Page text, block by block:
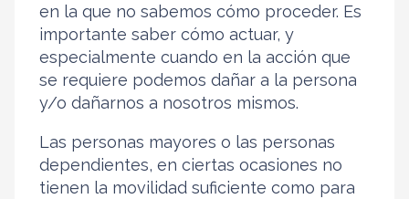
en la que no sabemos cómo proceder. Es
importante saber cómo actuar, y
especialmente cuando en la acción que
se requiere podemos dañar a la persona
y/o dañarnos a nosotros mismos.
Las personas mayores o las personas
dependientes, en ciertas ocasiones no
tienen la movilidad suficiente como para